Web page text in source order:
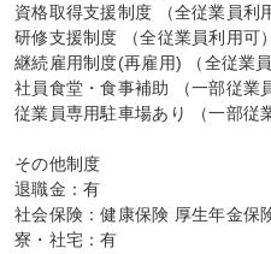
資格取得支援制度 （全従業員利
研修支援制度 （全従業員利用可）
継続雇用制度(再雇用) （全従業員
社員食堂・食事補助 （一部従業
従業員専用駐車場あり （一部従
その他制度
退職金：有
社会保険：健康保険 厚生年金保
寮・社宅：有